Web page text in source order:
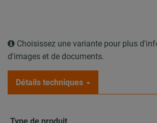
Choisissez une variante pour plus
d'images et de documents.
Détails techniques